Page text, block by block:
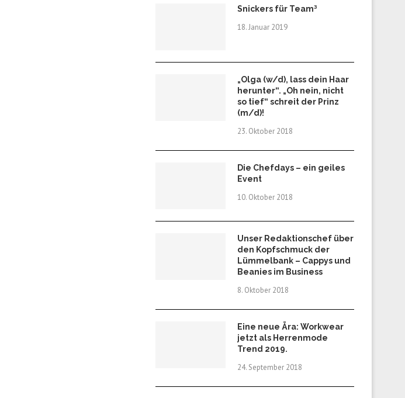
Snickers für Team³
18. Januar 2019
„Olga (w/d), lass dein Haar
herunter“. „Oh nein, nicht
so tief“ schreit der Prinz
(m/d)!
23. Oktober 2018
Die Chefdays – ein geiles
Event
10. Oktober 2018
Unser Redaktionschef über
den Kopfschmuck der
Lümmelbank – Cappys und
Beanies im Business
8. Oktober 2018
Eine neue Ära: Workwear
jetzt als Herrenmode
Trend 2019.
24. September 2018